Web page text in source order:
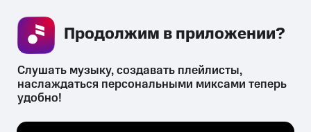
СКАЧАТЬ ПРИЛОЖЕНИЕ
психотропных веществ, их аналогов причиняет вред здоровью,
Слушать музыку, создавать плейлисты,
наслаждаться персональными миксами теперь
удобно!